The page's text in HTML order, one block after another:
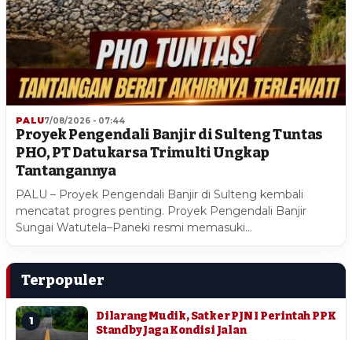
PALU7/08/2026 - 07:44
Proyek Pengendali Banjir di Sulteng Tuntas
PHO, PT Datukarsa Trimulti Ungkap
Tantangannya
PALU – Proyek Pengendali Banjir di Sulteng kembali
mencatat progres penting. Proyek Pengendali Banjir
Sungai Watutela–Paneki resmi memasuki…
Terpopuler
1
Dilarang Mudik, Satker PJN I Perintah PPK
Standby Jaga Kondisi Jalan